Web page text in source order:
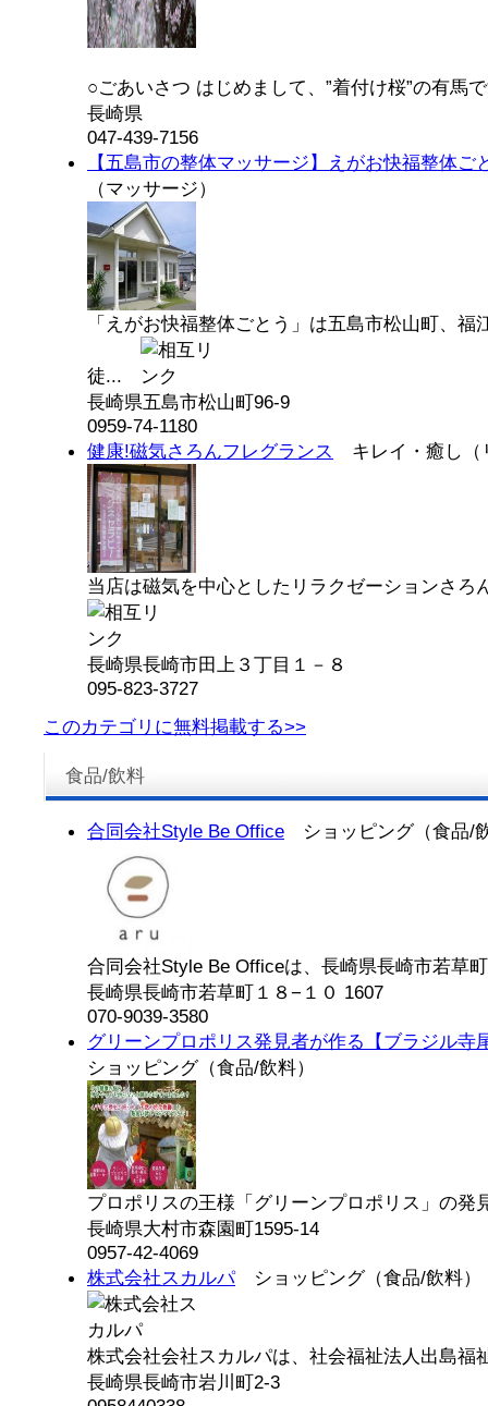
○ごあいさつ はじめまして、”着付け桜”の有
長崎県
047-439-7156
【五島市の整体マッサージ】えがお快福整体ご
（マッサージ）
「えがお快福整体ごとう」は五島市松山町、福
徒...
長崎県五島市松山町96‐9
0959-74-1180
健康!磁気さろんフレグランス キレイ・癒し（
当店は磁気を中心としたリラクゼーションさ
長崎県長崎市田上３丁目１－８
095-823-3727
このカテゴリに無料掲載する>>
食品/飲料
合同会社Style Be Office ショッピング（食品/
合同会社Style Be Officeは、長崎県長崎市若草
長崎県長崎市若草町１８−１０ 1607
070-9039-3580
グリーンプロポリス発見者が作る【ブラジル寺
ショッピング（食品/飲料）
プロポリスの王様「グリーンプロポリス」の発
長崎県大村市森園町1595-14
0957-42-4069
株式会社スカルパショッピング（食品/飲料）
株式会社会社スカルパは、社会福祉法人出島福
長崎県長崎市岩川町2-3